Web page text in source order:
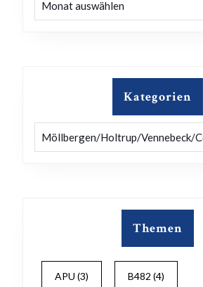
Kategorien
Themen
APU (3) B482 (4)